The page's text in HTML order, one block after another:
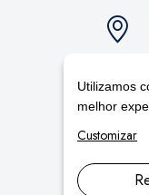
Utilizamos
melhor
Customizar